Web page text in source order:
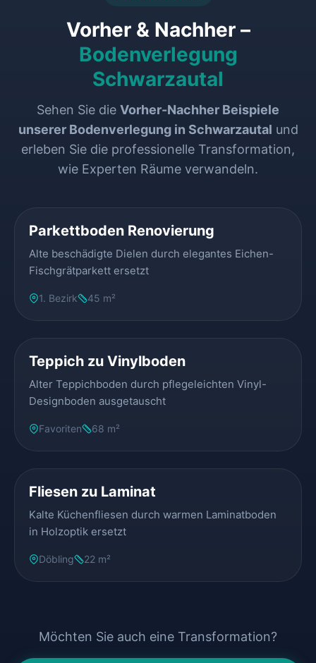
Vorher & Nachher –
Bodenverlegung
Schwarzautal
Sehen Sie die Vorher-Nachher Beispiele
unserer Bodenverlegung in Schwarzautal und
erleben Sie die professionelle Transformation,
wie Experten Räume verwandeln.
Parkettboden Renovierung
Alte beschädigte Dielen durch elegantes Eichen-
Fischgrätparkett ersetzt
1. Bezirk 45 m²
Teppich zu Vinylboden
Alter Teppichboden durch pflegeleichten Vinyl-
Designboden ausgetauscht
Favoriten 68 m²
Fliesen zu Laminat
Kalte Küchenfliesen durch warmen Laminatboden
in Holzoptik ersetzt
Döbling 22 m²
Möchten Sie auch eine Transformation?